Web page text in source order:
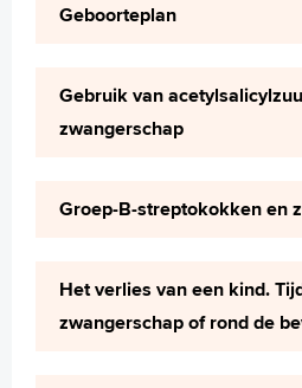
Geboorteplan
Gebruik van
zwangerschap
Groep-B-streptokokken en
Het verlies van een kind.
zwangerschap of rond de